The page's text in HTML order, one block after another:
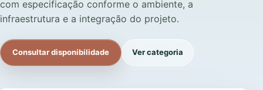
com especificação conforme o ambiente, a
infraestrutura e a integração do projeto.
Consultar disponibilidade Ver categoria